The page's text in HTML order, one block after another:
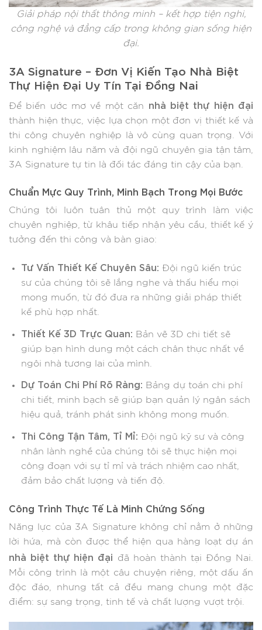
Giải pháp nội thất thông minh – kết hợp tiện nghi,
công nghệ và đẳng cấp trong không gian sống hiện
đại.
3A Signature – Đơn Vị Kiến Tạo Nhà Biệt
Thự Hiện Đại Uy Tín Tại Đồng Nai
Để biến ước mơ về một căn nhà biệt thự hiện đại
thành hiện thực, việc lựa chọn một đơn vị thiết kế và
thi công chuyên nghiệp là vô cùng quan trọng. Với
kinh nghiệm lâu năm và đội ngũ chuyên gia tận tâm,
3A Signature tự tin là đối tác đáng tin cậy của bạn.
Chuẩn Mực Quy Trình, Minh Bạch Trong Mọi Bước
Chúng tôi luôn tuân thủ một quy trình làm việc
chuyên nghiệp, từ khâu tiếp nhận yêu cầu, thiết kế ý
tưởng đến thi công và bàn giao:
Tư Vấn Thiết Kế Chuyên Sâu: Đội ngũ kiến trúc
sư của chúng tôi sẽ lắng nghe và thấu hiểu mọi
mong muốn, từ đó đưa ra những giải pháp thiết
kế phù hợp nhất.
Thiết Kế 3D Trực Quan: Bản vẽ 3D chi tiết sẽ
giúp bạn hình dung một cách chân thực nhất về
ngôi nhà tương lai của mình.
Dự Toán Chi Phí Rõ Ràng: Bảng dự toán chi phí
chi tiết, minh bạch sẽ giúp bạn quản lý ngân sách
hiệu quả, tránh phát sinh không mong muốn.
Thi Công Tận Tâm, Tỉ Mỉ: Đội ngũ kỹ sư và công
nhân lành nghề của chúng tôi sẽ thực hiện mọi
công đoạn với sự tỉ mỉ và trách nhiệm cao nhất,
đảm bảo chất lượng và tiến độ.
Công Trình Thực Tế Là Minh Chứng Sống
Năng lực của 3A Signature không chỉ nằm ở những
lời hứa, mà còn được thể hiện qua hàng loạt dự án
nhà biệt thự hiện đại đã hoàn thành tại Đồng Nai.
Mỗi công trình là một câu chuyện riêng, một dấu ấn
độc đáo, nhưng tất cả đều mang chung một đặc
điểm: sự sang trọng, tinh tế và chất lượng vượt trội.